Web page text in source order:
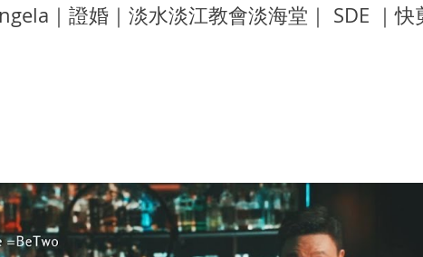
｜證婚｜淡水淡江教會淡海堂｜ SDE ｜